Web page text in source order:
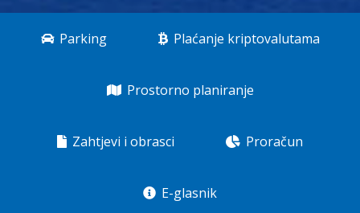
Parking Plaćanje kriptovalutama
Prostorno planiranje
Zahtjevi i obrasci Proračun
E-glasnik